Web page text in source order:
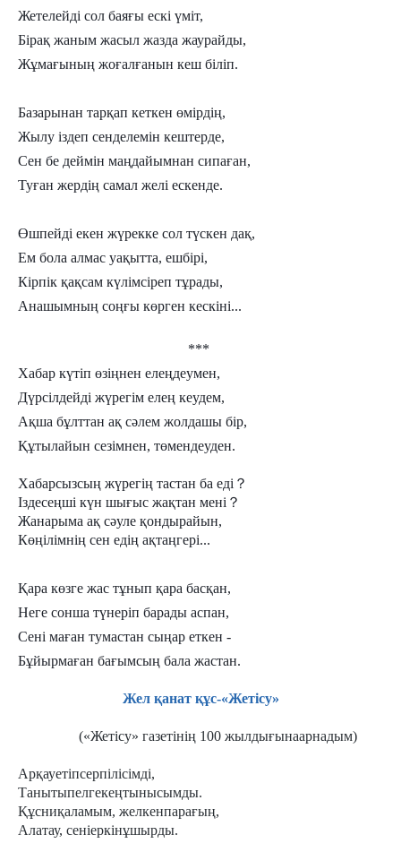
Жетелейді сол баяғы ескі үміт,
Бірақ жаным жасыл жазда жаурайды,
Жұмағының жоғалғанын кеш біліп.
Базарынан тарқап кеткен өмірдің,
Жылу іздеп сенделемін кештерде,
Сен бе деймін маңдайымнан сипаған,
Туған жердің самал желі ескенде.
Өшпейді екен жүрекке сол түскен дақ,
Ем бола алмас уақытта, ешбірі,
Кірпік қақсам күлімсіреп тұрады,
Анашымның соңғы көрген кескіні...
***
Хабар күтіп өзіңнен елеңдеумен,
Дүрсілдейді жүрегім елең кеудем,
Ақша бұлттан ақ сәлем жолдашы бір,
Құтылайын сезімнен, төмендеуден.
Хабарсызсың жүрегің тастан ба еді ？
Іздесеңші күн шығыс жақтан мені ？
Жанарыма ақ сәуле қондырайын,
Көңілімнің сен едің ақтаңгері...
Қара көзге жас тұнып қара басқан,
Неге сонша түнеріп барады аспан,
Сені маған тумастан сыңар еткен -
Бұйырмаған бағымсың бала жастан.
Жел қанат құс-«Жетісу»
(«Жетісу» газетінің 100 жылдығынаарнадым)
Арқауетіпсерпілісімді,
Танытыпелгекеңтынысымды.
Құсниқаламым, желкенпарағың,
Алатау, сеніеркінұшырды.